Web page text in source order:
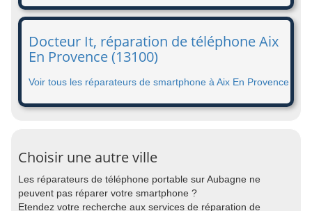
Docteur It, réparation de téléphone Aix
En Provence (13100)
Voir tous les réparateurs de smartphone à Aix En Provence
Choisir une autre ville
Les réparateurs de téléphone portable sur Aubagne ne
peuvent pas réparer votre smartphone ?
Etendez votre recherche aux services de réparation de